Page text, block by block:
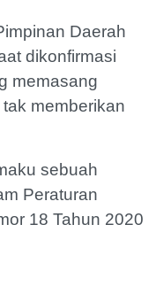
Daerah
dikonfirmasi
memasang
memberikan
sebuah
Peraturan
18 Tahun 2020